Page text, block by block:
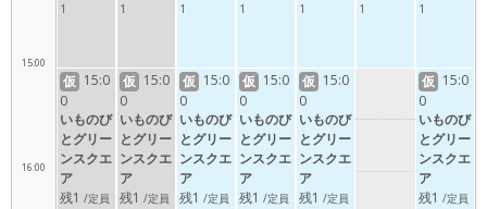
15:00
16:00
1
仮 15:0
0
いものび
とグリー
ンスクエ
ア
残1 /定員
1
仮 15:0
0
いものび
とグリー
ンスクエ
ア
残1 /定員
1
仮 15:0
0
いものび
とグリー
ンスクエ
ア
残1 /定員
1
仮 15:0
0
いものび
とグリー
ンスクエ
ア
残1 /定員
1
仮 15:0
0
いものび
とグリー
ンスクエ
ア
残1 /定員
1
1
仮 15:0
0
いものび
とグリー
ンスクエ
ア
残1 /定員